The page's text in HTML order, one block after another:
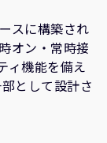
スに構築され
オン・常時接
ィ機能を備え
として設計さ